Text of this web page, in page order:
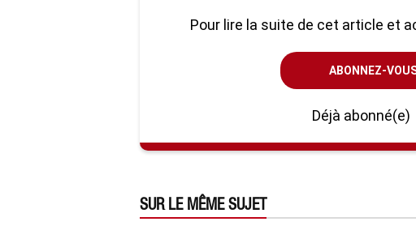
Pour lire la suite de cet article et
ABONNEZ-
Déjà abonné(e)
SUR LE MÊME SUJET